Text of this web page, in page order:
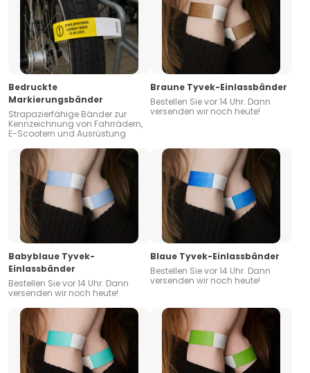
Bedruckte
Markierungsbänder
Strapazierfähige Bänder zur
Kennzeichnung von Fahrrädern,
E-Scootern und Ausrüstung
Braune Tyvek-Einlassbänder
Bestellen Sie vor 14 Uhr. Dann
versenden wir noch heute!
Babyblaue Tyvek-
Einlassbänder
Bestellen Sie vor 14 Uhr. Dann
versenden wir noch heute!
Blaue Tyvek-Einlassbänder
Bestellen Sie vor 14 Uhr. Dann
versenden wir noch heute!